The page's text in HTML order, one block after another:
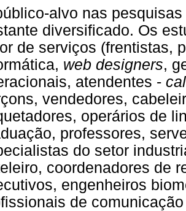
alvo nas
diversificado. Os
de serviços (frentistas,
web designers,
atendentes -
vendedores,
operários de
professores,
do setor
coordenadores de
engenheiros
de